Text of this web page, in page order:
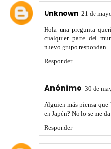
Unknown 21 de
Hola una pregunta
cualquier parte del
nuevo grupo respondan
Responder
Anónimo 30 de
Alguien más piensa que
en Japón? No lo se me
Responder